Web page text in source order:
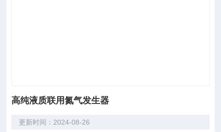
高纯液质联用氮气发生器
更新时间：2024-08-26